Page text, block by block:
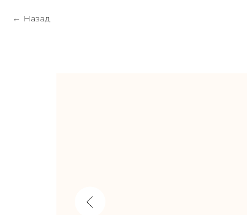
Назад